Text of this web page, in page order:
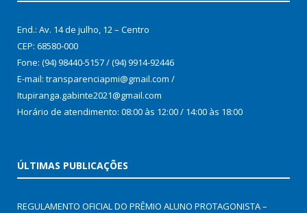
End.: Av. 14 de julho, 12 – Centro
CEP: 68580-000
Fone: (94) 98440-5157 / (94) 9914-92446
E-mail: transparenciapmi@gmail.com /
Itupiranga.gabinte2021@gmail.com
Horário de atendimento: 08:00 às 12:00 / 14:00 às 18:00
ÚLTIMAS PUBLICAÇÕES
REGULAMENTO OFICIAL DO PRÊMIO ALUNO PROTAGONISTA –